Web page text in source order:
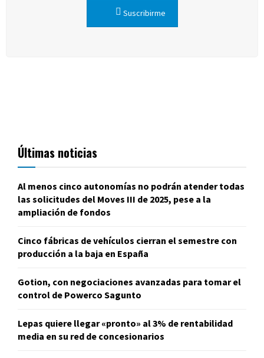
Suscribirme
Últimas noticias
Al menos cinco autonomías no podrán atender todas
las solicitudes del Moves III de 2025, pese a la
ampliación de fondos
Cinco fábricas de vehículos cierran el semestre con
producción a la baja en España
Gotion, con negociaciones avanzadas para tomar el
control de Powerco Sagunto
Lepas quiere llegar «pronto» al 3% de rentabilidad
media en su red de concesionarios